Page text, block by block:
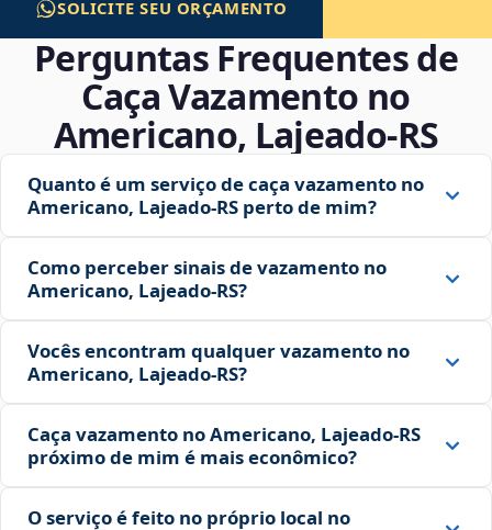
SOLICITE SEU ORÇAMENTO
Perguntas Frequentes de
Caça Vazamento no
Americano, Lajeado‑RS
Quanto é um serviço de caça vazamento no
Americano, Lajeado‑RS perto de mim?
Como perceber sinais de vazamento no
Americano, Lajeado‑RS?
Vocês encontram qualquer vazamento no
Americano, Lajeado‑RS?
Caça vazamento no Americano, Lajeado‑RS
próximo de mim é mais econômico?
O serviço é feito no próprio local no